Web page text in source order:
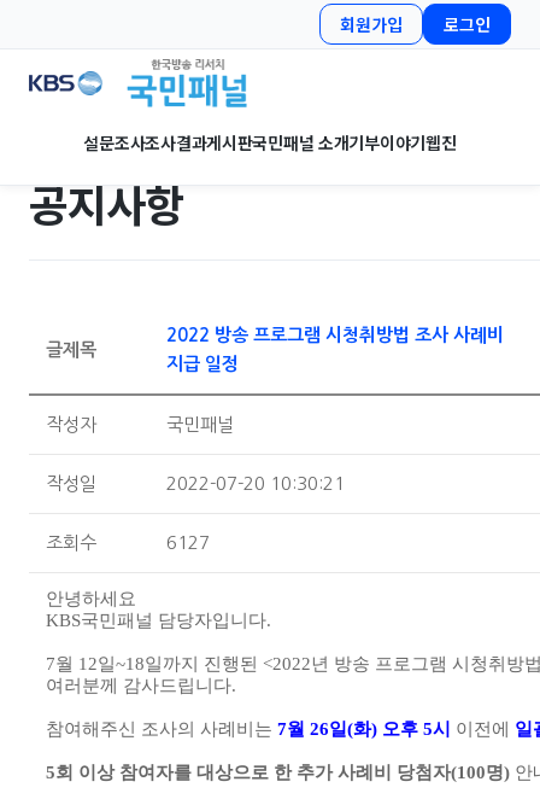
회원가입 로그인
설문조사조사결과게시판국민패널 소개기부이야기웹진
공지사항
글제목
2022 방송 프로그램 시청취방법 조사 사례비
지급 일정
작성자 국민패널
작성일 2022-07-20 10:30:21
조회수 6127
안녕하세요
KBS국민패널 담당자입니다.
7월 12일~18일까지 진행된 <2022년 방송 프로그램 시청취방
여러분께 감사드립니다.
참여해주신 조사의 사례비는 7월 26일(화) 오후 5시 이전에 일
5회 이상 참여자를 대상으로 한 추가 사례비 당첨자(100명) 안